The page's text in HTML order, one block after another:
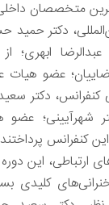
متخصصان
دکتر حمید
ابهری؛
رضاییان؛ عضو
کنفرانس، دکتر
شهرآیینی؛ عضو
کنفرانس
این دوره
کلیدی